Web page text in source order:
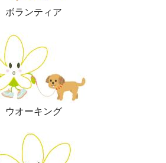
ボランティア
ウオーキング